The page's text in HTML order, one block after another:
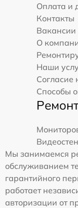
Оплата и
Контакты
Вакансии
О
Наши
Согласие
Способы
Видеостен
Мы занимаемся
обслуживанием
гарантийного
работает
авторизации от